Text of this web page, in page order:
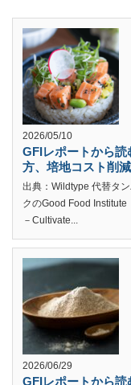
2026/05/10
GFIレポートから
方、培地コスト削
出典：Wildtype 代替タ
クのGood Food
－Cultivate...
2026/06/29
GFIレポートから